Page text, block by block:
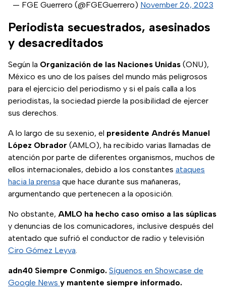
— FGE Guerrero (@FGEGuerrero) November 26, 2023
Periodista secuestrados, asesinados
y desacreditados
Según la Organización de las Naciones Unidas (ONU),
México es uno de los países del mundo más peligrosos
para el ejercicio del periodismo y si el país calla a los
periodistas, la sociedad pierde la posibilidad de ejercer
sus derechos.
A lo largo de su sexenio, el presidente Andrés Manuel
López Obrador (AMLO), ha recibido varias llamadas de
atención por parte de diferentes organismos, muchos de
ellos internacionales, debido a los constantes ataques
hacia la prensa que hace durante sus mañaneras,
argumentando que pertenecen a la oposición.
No obstante, AMLO ha hecho caso omiso a las súplicas
y denuncias de los comunicadores, inclusive después del
atentado que sufrió el conductor de radio y televisión
Ciro Gómez Leyva.
adn40 Siempre Conmigo. Síguenos en Showcase de
Google News y mantente siempre informado.